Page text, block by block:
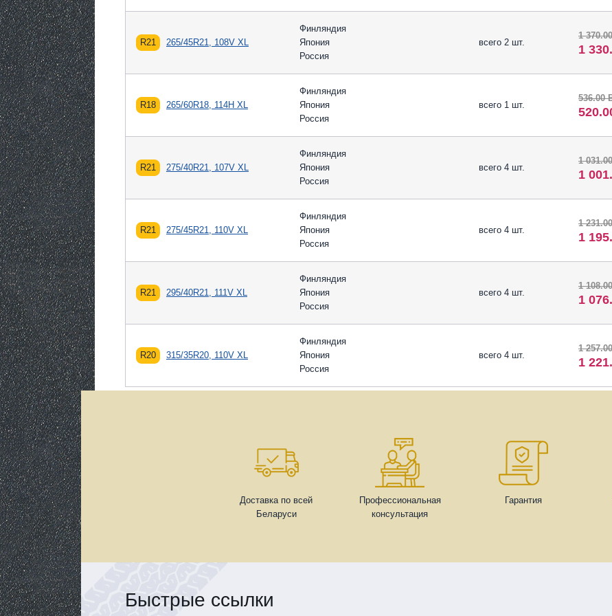
R21 265/45R21, 108V XL
Финляндия
Япония
Россия
всего 2 шт.
1
1
R18 265/60R18, 114H XL
Финляндия
Япония
Россия
всего 1 шт.
536.00
R21 275/40R21, 107V XL
Финляндия
Япония
Россия
всего 4 шт.
1
1
R21 275/45R21, 110V XL
Финляндия
Япония
Россия
всего 4 шт.
1
1
R21 295/40R21, 111V XL
Финляндия
Япония
Россия
всего 4 шт.
1
1
R20 315/35R20, 110V XL
Финляндия
Япония
Россия
всего 4 шт.
1
1
Доставка по всей
Беларуси
Профессиональная
консультация
Гарантия
Быстрые ссылки